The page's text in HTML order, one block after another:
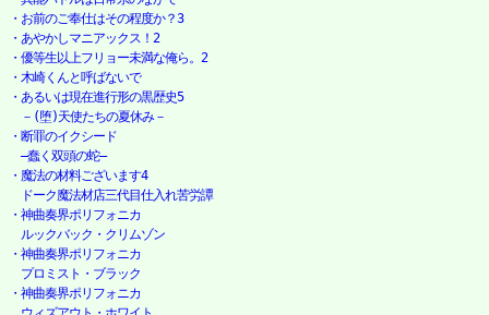
・お前のご奉仕はその程度か？3
・あやかしマニアックス！2
・優等生以上フリョー未満な俺ら。2
・木崎くんと呼ばないで
・あるいは現在進行形の黒歴史5
－(堕)天使たちの夏休み－
・断罪のイクシード
―蠢く双頭の蛇―
・魔法の材料ございます4
ドーク魔法材店三代目仕入れ苦労譚
・神曲奏界ポリフォニカ
ルックバック・クリムゾン
・神曲奏界ポリフォニカ
プロミスト・ブラック
・神曲奏界ポリフォニカ